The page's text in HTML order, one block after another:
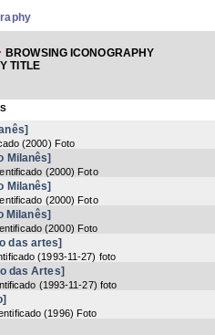
BROWSING ICONOGRAPHY
TITLE
(2000) Foto
Milanês]
(2000) Foto
Milanês]
(2000) Foto
Milanês]
(2000) Foto
das artes]
(1993-11-27) foto
das Artes]
(1993-11-27) foto
(1996) Foto